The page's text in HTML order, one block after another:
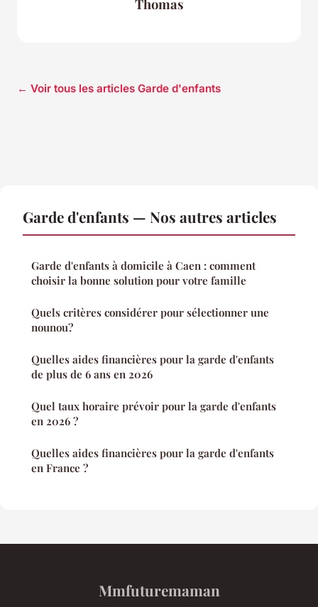
Thomas
← Voir tous les articles Garde d'enfants
Garde d'enfants — Nos autres articles
Garde d'enfants à domicile à Caen : comment
choisir la bonne solution pour votre famille
Quels critères considérer pour sélectionner une
nounou?
Quelles aides financières pour la garde d'enfants
de plus de 6 ans en 2026
Quel taux horaire prévoir pour la garde d'enfants
en 2026 ?
Quelles aides financières pour la garde d'enfants
en France ?
Mmfuturemaman